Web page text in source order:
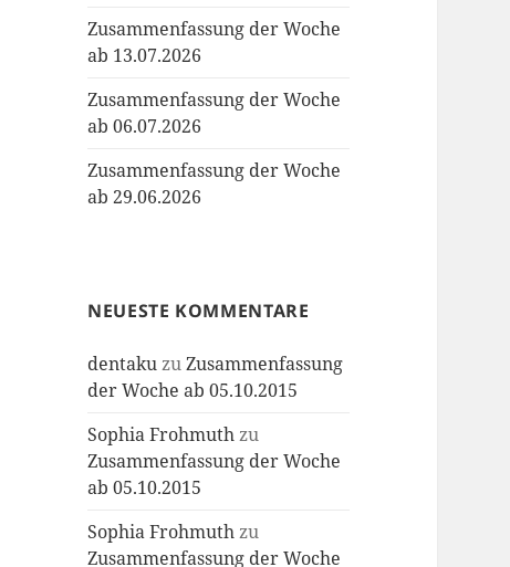
Zusammenfassung der Woche
ab 13.07.2026
Zusammenfassung der Woche
ab 06.07.2026
Zusammenfassung der Woche
ab 29.06.2026
NEUESTE KOMMENTARE
dentakuzuZusammenfassung
der Woche ab 05.10.2015
Sophia Frohmuthzu
Zusammenfassung der Woche
ab 05.10.2015
Sophia Frohmuthzu
Zusammenfassung der Woche